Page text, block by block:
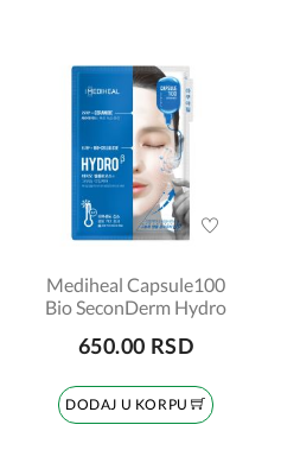
Mediheal Capsule100
Bio SeconDerm Hydro
650.00 RSD
DODAJ U KORPU